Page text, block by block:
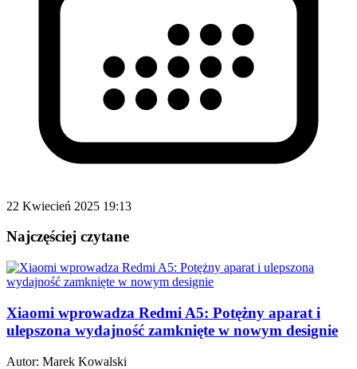
22 Kwiecień 2025 19:13
Najczęściej czytane
Xiaomi wprowadza Redmi A5: Potężny aparat i
ulepszona wydajność zamknięte w nowym designie
Autor: Marek Kowalski